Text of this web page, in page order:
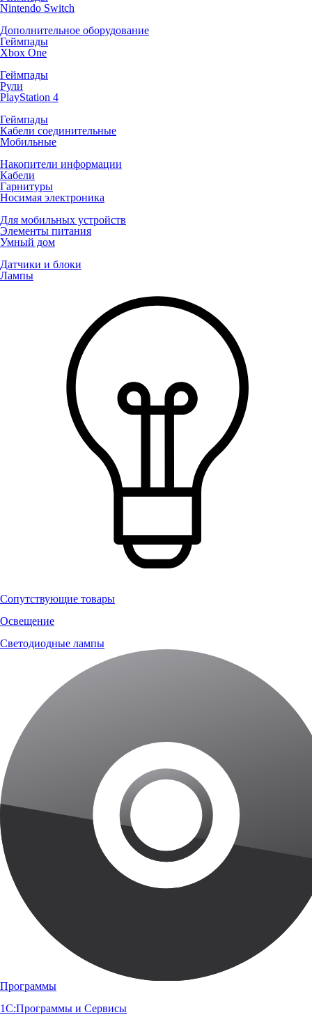
Nintendo Switch
Дополнительное оборудование
Геймпады
Xbox One
Геймпады
Рули
PlayStation 4
Геймпады
Кабели соединительные
Мобильные
Накопители информации
Кабели
Гарнитуры
Носимая электроника
Для мобильных устройств
Элементы питания
Умный дом
Датчики и блоки
Лампы
Сопутствующие товары
Освещение
Светодиодные лампы
Программы
1С:Программы и Сервисы